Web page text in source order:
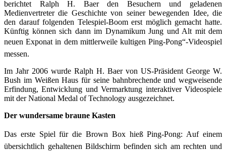
berichtet Ralph H. Baer den Besuchern und geladenen
Medienvertreter die Geschichte von seiner bewegenden Idee, die
den darauf folgenden Telespiel-Boom erst möglich gemacht hatte.
Künftig können sich dann im Dynamikum Jung und Alt mit dem
neuen Exponat in dem mittlerweile kultigen Ping-Pong“-Videospiel
messen.
Im Jahr 2006 wurde Ralph H. Baer von US-Präsident George W.
Bush im Weißen Haus für seine bahnbrechende und wegweisen­de
Erfindung, Entwicklung und Vermarktung interaktiver Videospiele
mit der National Medal of Technology ausgezeichnet.
Der wundersame braune Kasten
Das erste Spiel für die Brown Box hieß Ping-Pong: Auf einem
übersichtlich gehaltenen Bildschirm befinden sich am rechten und